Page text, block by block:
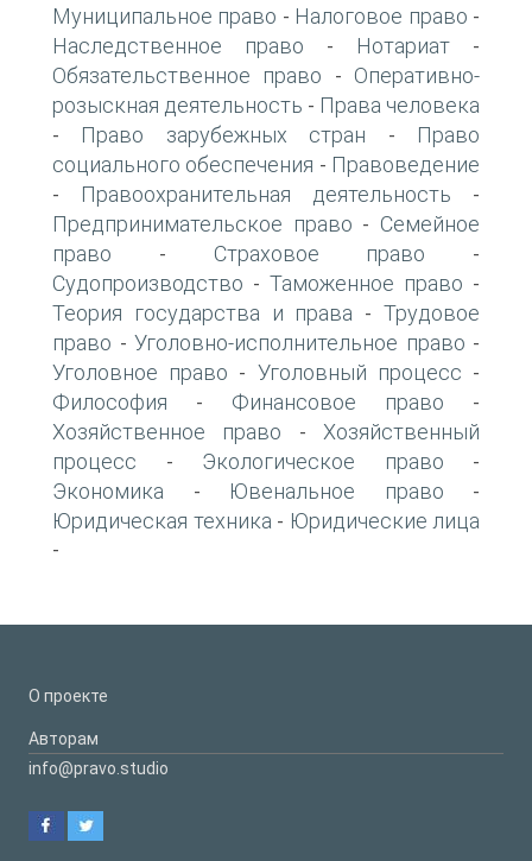
Муниципальное право - Налоговое право -
Наследственное право - Нотариат -
Обязательственное право - Оперативно-
розыскная деятельность - Права человека
- Право зарубежных стран -
Право
социального обеспечения - Правоведение
- Правоохранительная деятельность -
Предпринимательское право - Семейное
право - Страховое право -
Судопроизводство - Таможенное право -
Теория государства и права -Трудовое
право - Уголовно-исполнительное право -
Уголовное право - Уголовный процесс -
Философия - Финансовое право -
Хозяйственное право - Хозяйственный
процесс - Экологическое право -
Экономика - Ювенальное право -
Юридическая техника - Юридические лица
-
О проекте
Авторам
info@pravo.studio